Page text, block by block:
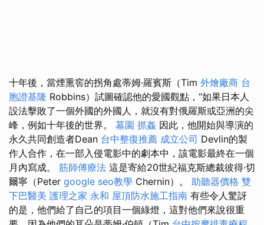
十年後，當煙熏窖的拐角處蒂姆·羅賓斯（Tim 外燴廠商 台
胞證基隆 Robbins）試圖確認他的愛國觀點，“如果日本人
設法擊敗了一個外國的外國人，就沒有對俄羅斯或亞洲的尖
峰，例如十年後的世界。 墓園 抓姦 因此，他開始與導演的
永久共同創造者Dean 台中整復推薦 成立公司 Devlin的製
作人合作，在一部入侵電影中的劇本中，該電影最終在一個
月內寫成。 筋師傅療法 這是寄給20世紀福克斯總裁彼得·切
爾寧（Peter google seo教學 Chernin）。 助聽器價格 雙
下巴醫美 護理之家 永和 屋頂防水施工指南 有些令人驚訝
的是，他們給了自己的項目一個綠燈，這對他們來說很重